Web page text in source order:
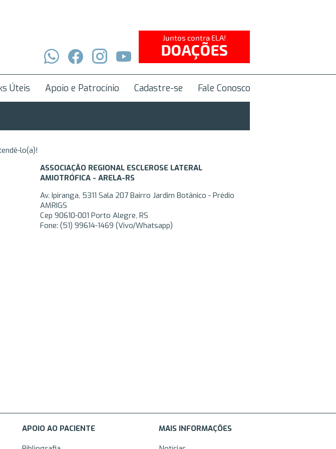
Úteis Apoio e Patrocínio Cadastre-se Fale Conosco
lo(a)!
ASSOCIAÇÃO REGIONAL ESCLEROSE LATERAL
AMIOTRÓFICA - ARELA-RS
Av. Ipiranga, 5311 Sala 207 Bairro Jardim Botânico - Prédio
AMRIGS
Cep 90610-001 Porto Alegre, RS
Fone: (51) 99614-1469 (Vivo/Whatsapp)
APOIO AO PACIENTE
MAIS INFORMAÇÕES